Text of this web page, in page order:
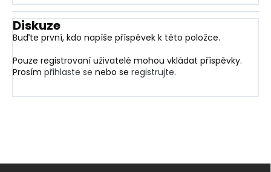
Diskuze
Buďte první, kdo napíše příspěvek k této položce.
Pouze registrovaní uživatelé mohou vkládat příspěvky.
Prosím přihlaste se nebo se registrujte.